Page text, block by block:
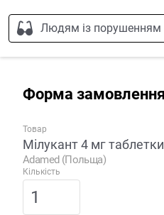
Людям із порушенням
Форма замовлення
Товар
Мілукант 4 мг
Adamed (Польща)
Кількість